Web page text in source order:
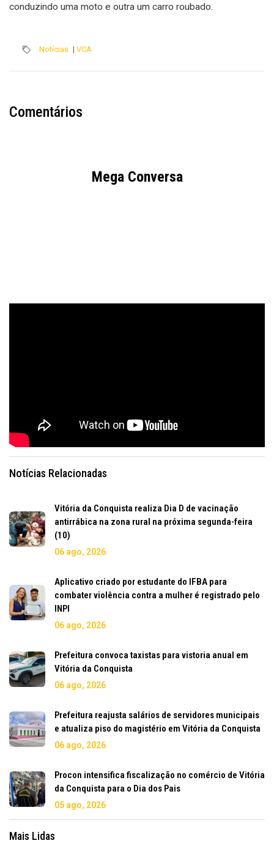
conduzindo uma moto e outra um carro roubado.
Notícias | VCA
Comentários
Mega Conversa
Notícias Relacionadas
Vitória da Conquista realiza Dia D de vacinação
antirrábica na zona rural na próxima segunda-feira
(10)
06 ago, 2026
Aplicativo criado por estudante do IFBA para
combater violência contra a mulher é registrado pelo
INPI
06 ago, 2026
Prefeitura convoca taxistas para vistoria anual em
Vitória da Conquista
06 ago, 2026
Prefeitura reajusta salários de servidores municipais
e atualiza piso do magistério em Vitória da Conquista
06 ago, 2026
Procon intensifica fiscalização no comércio de Vitória
da Conquista para o Dia dos Pais
05 ago, 2026
Mais Lidas